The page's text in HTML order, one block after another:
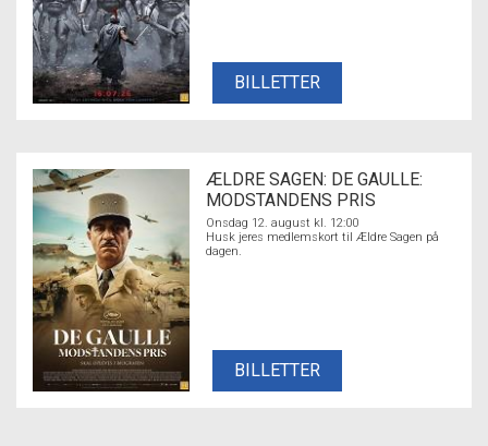
BILLETTER
ÆLDRE SAGEN: DE GAULLE:
MODSTANDENS PRIS
Onsdag 12. august kl. 12:00
Husk jeres medlemskort til Ældre Sagen på
dagen.
BILLETTER